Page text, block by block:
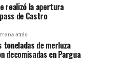
realizó la apertura
de Castro
atrás
toneladas de merluza
decomisadas en Pargua